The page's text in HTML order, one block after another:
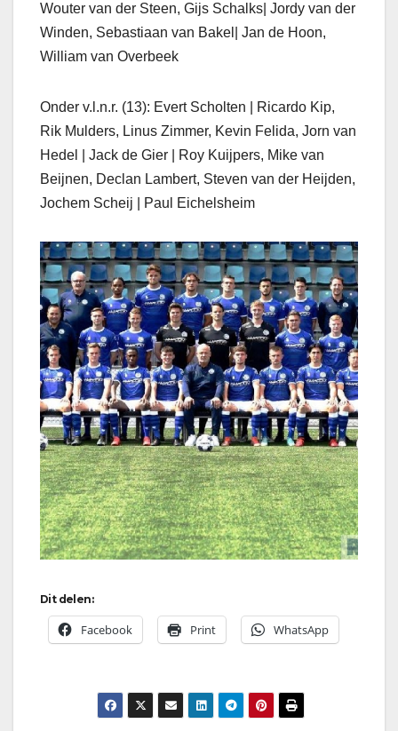
Wouter van der Steen, Gijs Schalks| Jordy van der
Winden, Sebastiaan van Bakel| Jan de Hoon,
William van Overbeek
Onder v.l.n.r. (13): Evert Scholten | Ricardo Kip,
Rik Mulders, Linus Zimmer, Kevin Felida, Jorn van
Hedel | Jack de Gier | Roy Kuijpers, Mike van
Beijnen, Declan Lambert, Steven van der Heijden,
Jochem Scheij | Paul Eichelsheim
Dit delen:
Facebook Print WhatsApp